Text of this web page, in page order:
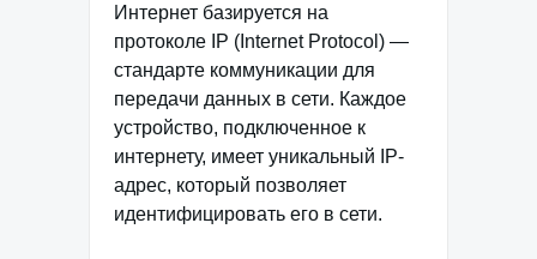
Интернет базируется на
протоколе IP (Internet Protocol) —
стандарте коммуникации для
передачи данных в сети. Каждое
устройство, подключенное к
интернету, имеет уникальный IP-
адрес, который позволяет
идентифицировать его в сети.